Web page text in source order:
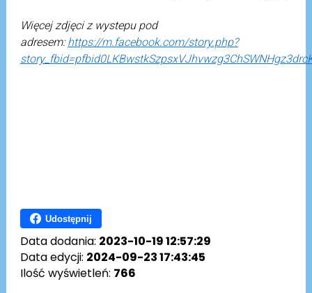
Więcej zdjęci z wystepu pod
adresem:https://m.facebook.com/story.php?
Udostępnij
Data dodania: 2023-10-19 12:57:29
Data edycji: 2024-09-23 17:43:45
Ilość wyświetleń: 766